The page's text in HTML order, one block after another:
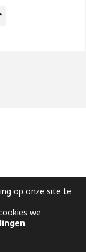
op onze site te
we
.